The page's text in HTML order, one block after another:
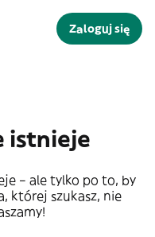
Zaloguj się
istnieje
– ale tylko po to, by
której szukasz, nie